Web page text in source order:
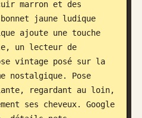
marron et des
jaune ludique
ajoute une touche
un lecteur de
vintage posé sur la
nostalgique. Pose
regardant au loin,
ses cheveux. Google